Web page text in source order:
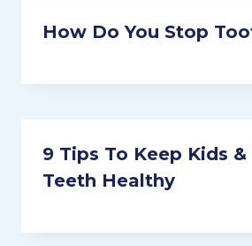
How Do You Stop
9 Tips To Keep Kids &
Teeth Healthy